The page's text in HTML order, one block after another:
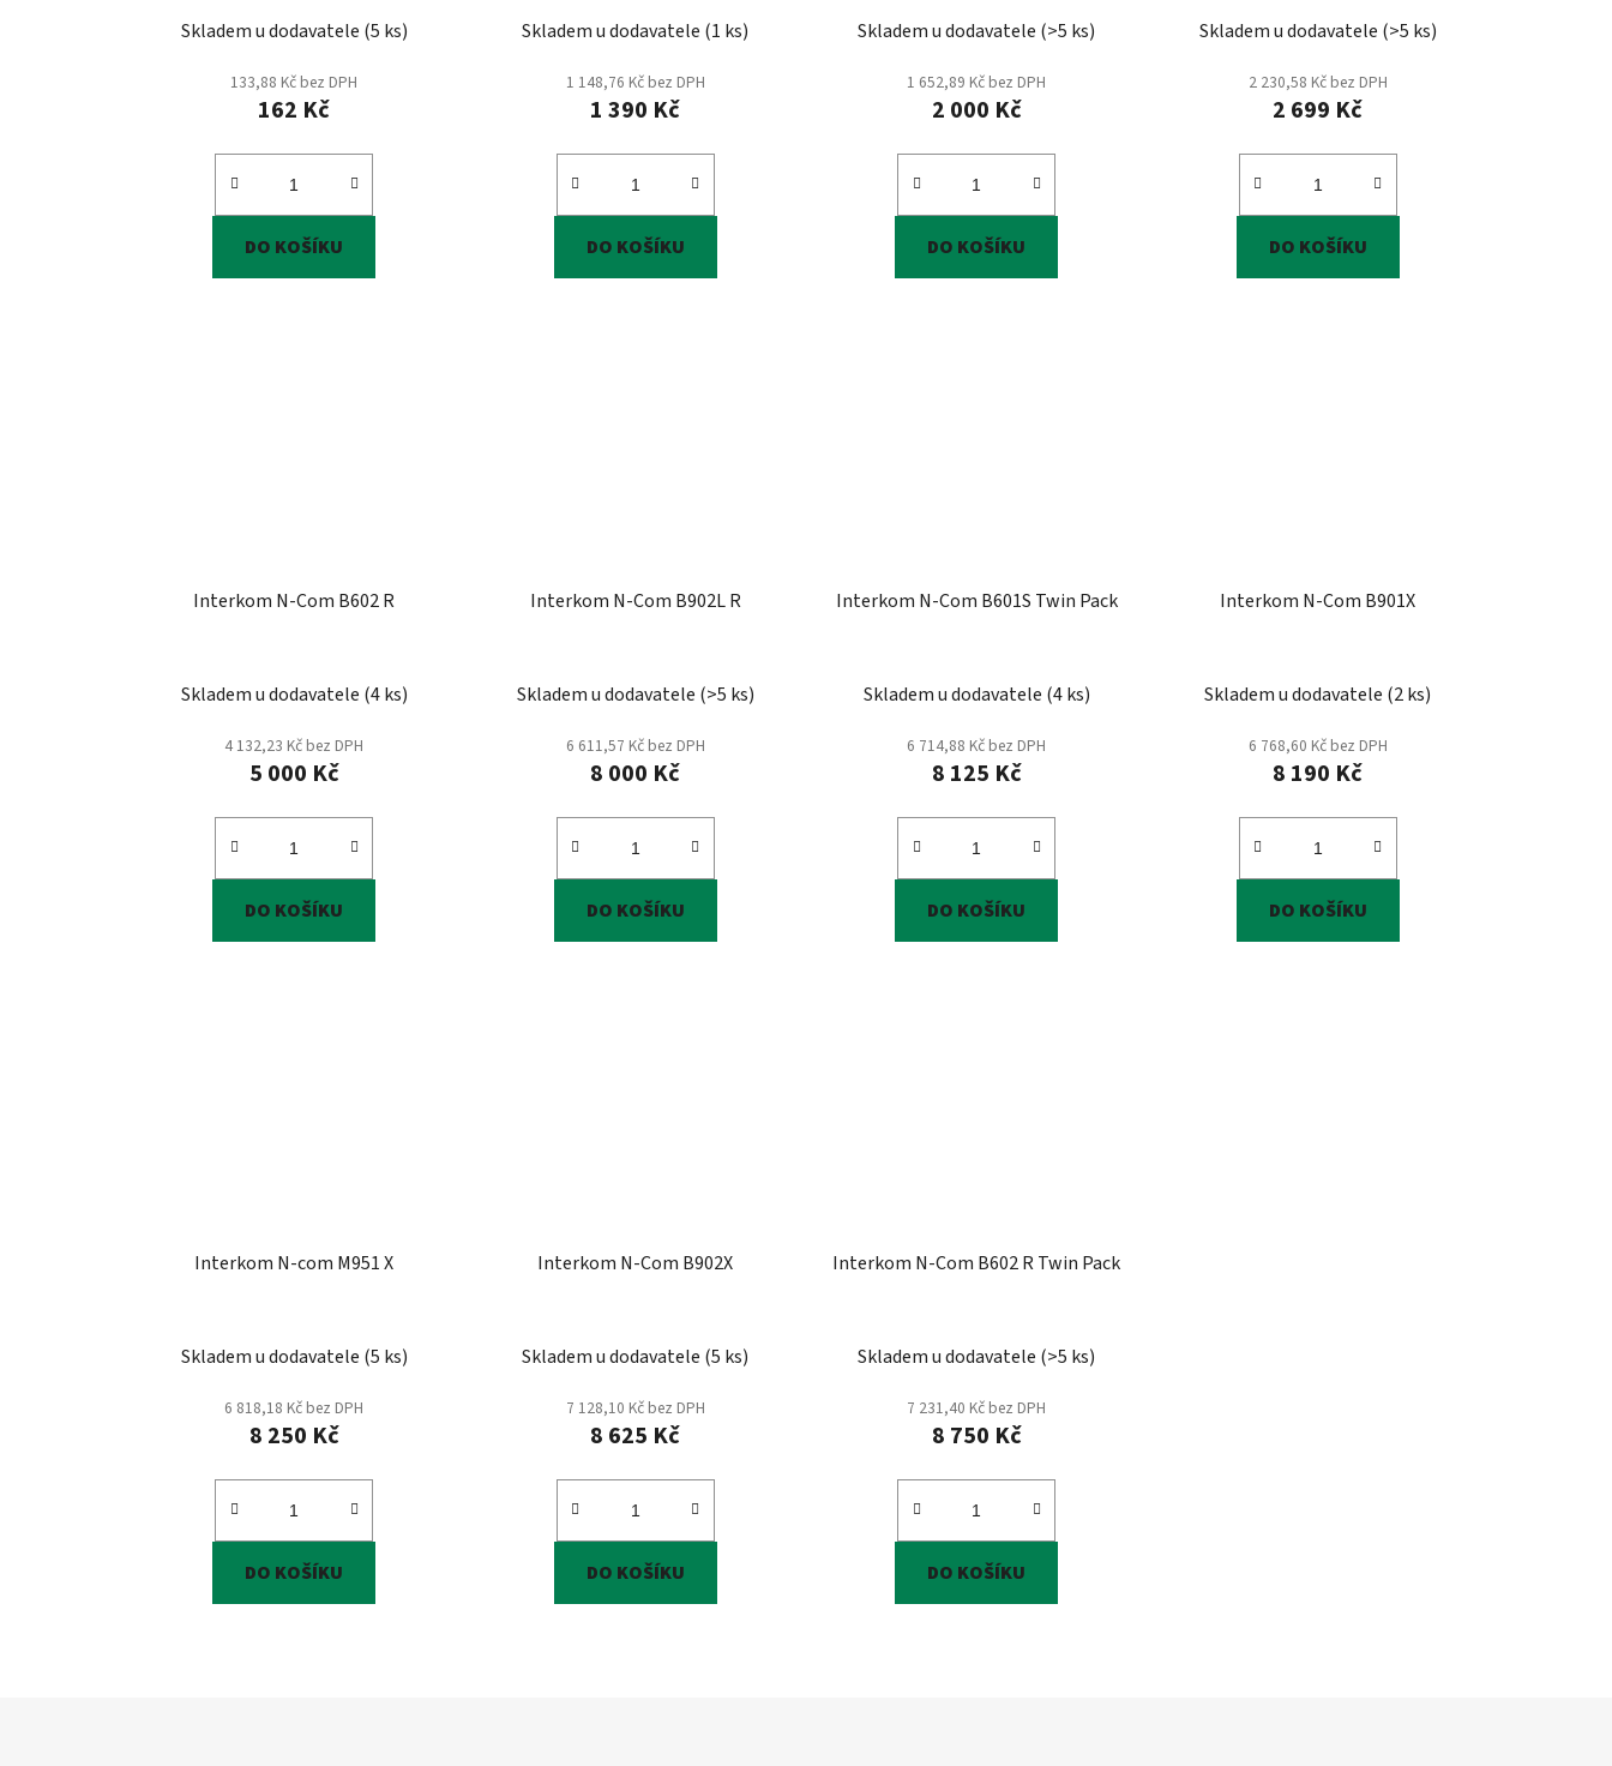
Skladem u dodavatele (5 ks)
133,88 Kč bez DPH
162 Kč
DO KOŠÍKU
Skladem u dodavatele (1 ks)
1 148,76 Kč bez DPH
1 390 Kč
DO KOŠÍKU
Skladem u dodavatele (>5 ks)
1 652,89 Kč bez DPH
2 000 Kč
DO KOŠÍKU
Skladem u dodavatele (>5 ks)
2 230,58 Kč bez DPH
2 699 Kč
DO KOŠÍKU
Interkom N-Com B602 R
Skladem u dodavatele (4 ks)
4 132,23 Kč bez DPH
5 000 Kč
DO KOŠÍKU
Interkom N-Com B902L R
Skladem u dodavatele (>5 ks)
6 611,57 Kč bez DPH
8 000 Kč
DO KOŠÍKU
Interkom N-Com B601S Twin Pack
Skladem u dodavatele (4 ks)
6 714,88 Kč bez DPH
8 125 Kč
DO KOŠÍKU
Interkom N-Com B901X
Skladem u dodavatele (2 ks)
6 768,60 Kč bez DPH
8 190 Kč
DO KOŠÍKU
Interkom N-com M951 X
Skladem u dodavatele (5 ks)
6 818,18 Kč bez DPH
8 250 Kč
DO KOŠÍKU
Interkom N-Com B902X
Skladem u dodavatele (5 ks)
7 128,10 Kč bez DPH
8 625 Kč
DO KOŠÍKU
Interkom N-Com B602 R Twin Pack
Skladem u dodavatele (>5 ks)
7 231,40 Kč bez DPH
8 750 Kč
DO KOŠÍKU